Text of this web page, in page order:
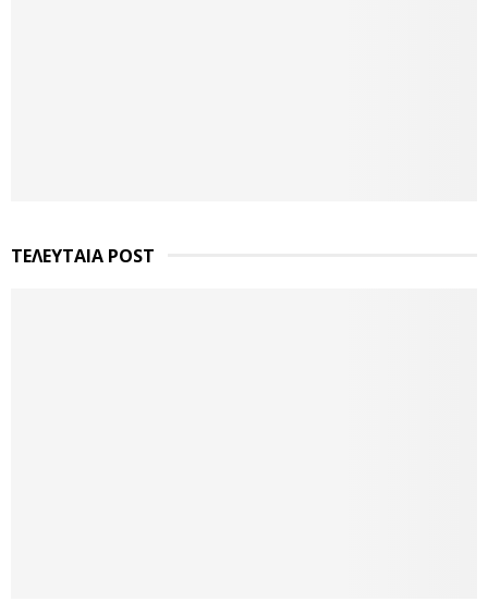
ΤΕΛΕΥΤΑΙΑ POST